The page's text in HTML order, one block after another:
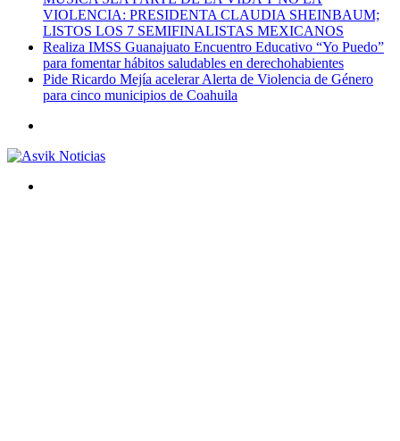
VIOLENCIA: PRESIDENTA CLAUDIA SHEINBAUM;
LISTOS LOS 7 SEMIFINALISTAS MEXICANOS
Realiza IMSS Guanajuato Encuentro Educativo “Yo Puedo”
para fomentar hábitos saludables en derechohabientes
Pide Ricardo Mejía acelerar Alerta de Violencia de Género
para cinco municipios de Coahuila